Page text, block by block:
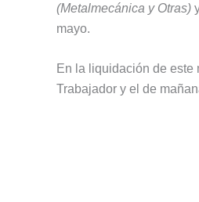
(Metalmecánica y Otras)
mayo.
En la liquidación de este
Trabajador y el de